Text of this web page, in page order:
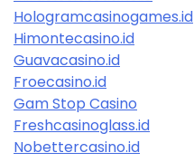
Hologramcasinogames.id
Himontecasino.id
Guavacasino.id
Froecasino.id
Gam Stop Casino
Freshcasinoglass.id
Nobettercasino.id